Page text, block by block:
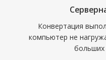
Конвертация
компьютер не
больших